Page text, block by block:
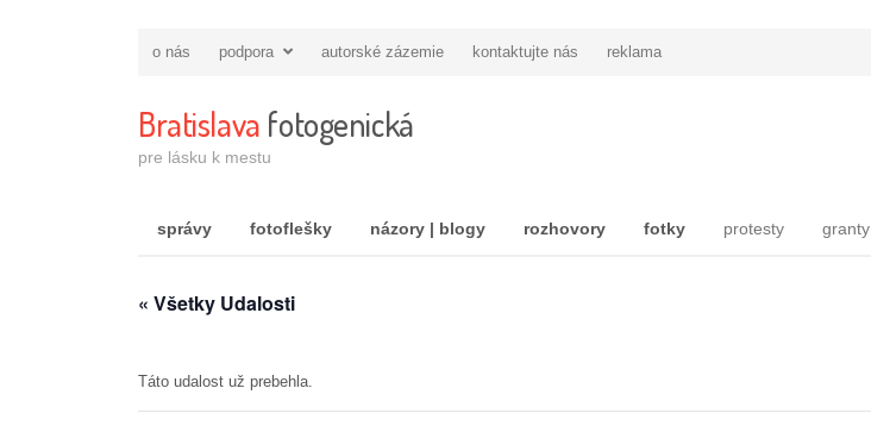
o nás podpora autorské zázemie kontaktujte nás reklama
Bratislava fotogenická
pre lásku k mestu
správy fotoflešky názory | blogy rozhovory fotky protesty granty
« Všetky Udalosti
Táto udalost už prebehla.